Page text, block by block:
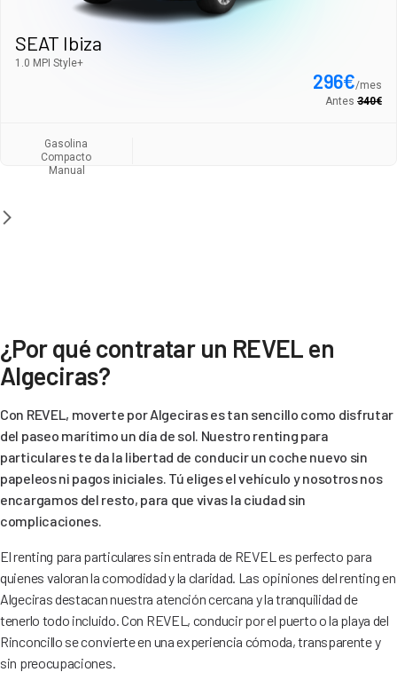
SEAT Ibiza
1.0 MPI Style+
296€/mes
Antes 340€
Gasolina
Compacto
Manual
¿Por qué contratar un REVEL en
Algeciras?
Con REVEL, moverte por Algeciras es tan sencillo como disfrutar
del paseo marítimo un día de sol. Nuestro renting para
particulares te da la libertad de conducir un coche nuevo sin
papeleos ni pagos iniciales. Tú eliges el vehículo y nosotros nos
encargamos del resto, para que vivas la ciudad sin
complicaciones.
El renting para particulares sin entrada de REVEL es perfecto para
quienes valoran la comodidad y la claridad. Las opiniones del renting en
Algeciras destacan nuestra atención cercana y la tranquilidad de
tenerlo todo incluido. Con REVEL, conducir por el puerto o la playa del
Rinconcillo se convierte en una experiencia cómoda, transparente y
sin preocupaciones.